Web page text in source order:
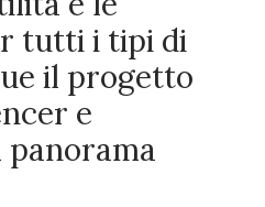
tutti i tipi di
il progetto
e